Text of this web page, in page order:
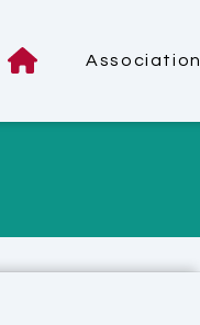
Association